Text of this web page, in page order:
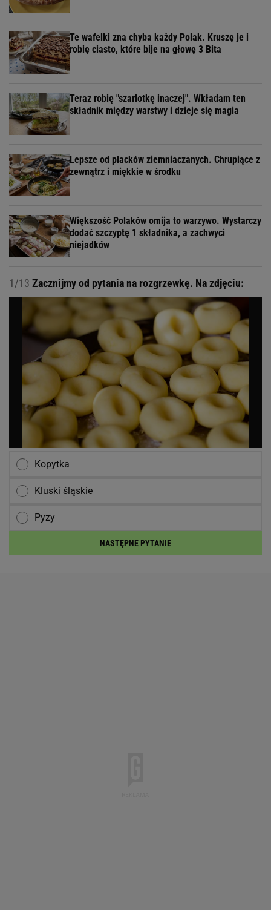
Te wafelki zna chyba każdy Polak. Kruszę je i
robię ciasto, które bije na głowę 3 Bita
Teraz robię "szarlotkę inaczej". Wkładam ten
składnik między warstwy i dzieje się magia
Lepsze od placków ziemniaczanych. Chrupiące z
zewnątrz i miękkie w środku
Większość Polaków omija to warzywo. Wystarczy
dodać szczyptę 1 składnika, a zachwyci
niejadków
1/13 Zacznijmy od pytania na rozgrzewkę. Na zdjęciu:
Kopytka
Kluski śląskie
Pyzy
NASTĘPNE PYTANIE